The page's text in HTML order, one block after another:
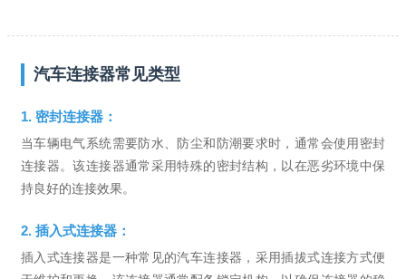
汽车连接器常见类型
1. 密封连接器：
当车辆电气系统需要防水、防尘和防潮要求时，通常会使用密封
连接器。该连接器通常采用特殊的密封结构，以在恶劣环境中保
持良好的连接效果。
2. 插入式连接器：
插入式连接器是一种常见的汽车连接器，采用插拔式连接方式便